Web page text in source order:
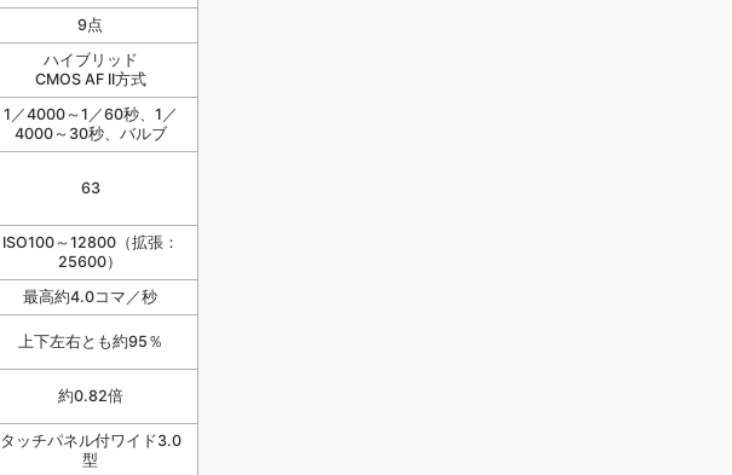
9点
ハイブリッド
CMOS AF II方式
1／4000～1／60秒、1／
4000～30秒、バルブ
63
ISO100～12800（拡張：
25600）
最高約4.0コマ／秒
上下左右とも約95％
約0.82倍
タッチパネル付ワイド3.0
型